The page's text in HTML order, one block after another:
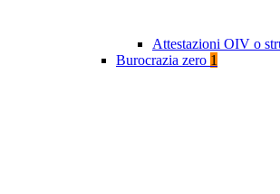
Attestazioni OIV o
Burocrazia zero 1